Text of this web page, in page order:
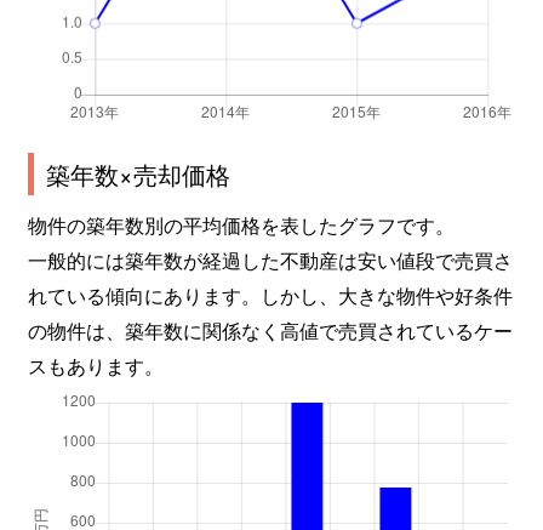
築年数×売却価格
物件の築年数別の平均価格を表したグラフです。
一般的には築年数が経過した不動産は安い値段で売買さ
れている傾向にあります。しかし、大きな物件や好条件
の物件は、築年数に関係なく高値で売買されているケー
スもあります。